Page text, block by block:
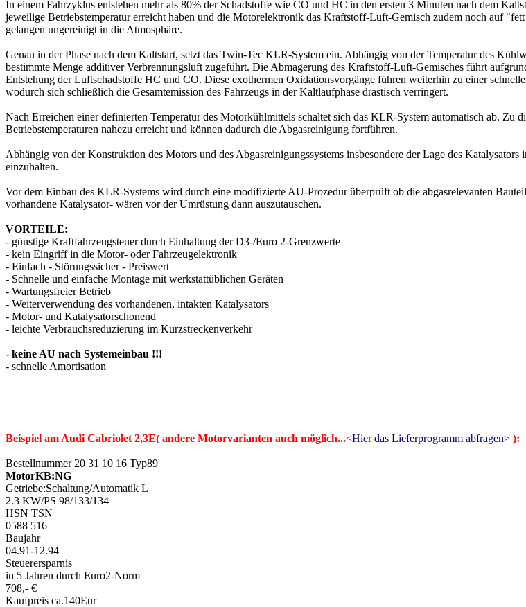
In einem Fahrzyklus entstehen mehr als 80% der Schadstoffe wie CO und HC in den ersten 3 Minuten nach dem
jeweilige Betriebstemperatur erreicht haben und die Motorelektronik das Kraftstoff-Luft-Gemisch zudem noch auf
gelangen ungereinigt in die Atmosphäre.
Genau in der Phase nach dem Kaltstart, setzt das Twin-Tec KLR-System ein. Abhängig von der Temperatur des
bestimmte Menge additiver Verbrennungsluft zugeführt. Die Abmagerung des Kraftstoff-Luft-Gemisches führt
Entstehung der Luftschadstoffe HC und CO. Diese exothermen Oxidationsvorgänge führen weiterhin zu einer
wodurch sich schließlich die Gesamtemission des Fahrzeugs in der Kaltlaufphase drastisch verringert.
Nach Erreichen einer definierten Temperatur des Motorkühlmittels schaltet sich das KLR-System automatisch ab.
Betriebstemperaturen nahezu erreicht und können dadurch die Abgasreinigung fortführen.
Abhängig von der Konstruktion des Motors und des Abgasreinigungssystems insbesondere der Lage des
einzuhalten.
Vor dem Einbau des KLR-Systems wird durch eine modifizierte AU-Prozedur überprüft ob die abgasrelevanten
vorhandene Katalysator- wären vor der Umrüstung dann auszutauschen.
VORTEILE:
- günstige Kraftfahrzeugsteuer durch Einhaltung der D3-/Euro 2-Grenzwerte
- kein Eingriff in die Motor- oder Fahrzeugelektronik
- Einfach - Störungssicher - Preiswert
- Schnelle und einfache Montage mit werkstattüblichen Geräten
- Wartungsfreier Betrieb
- Weiterverwendung des vorhandenen, intakten Katalysators
- Motor- und Katalysatorschonend
- leichte Verbrauchsreduzierung im Kurzstreckenverkehr
- keine AU nach Systemeinbau !!!
- schnelle Amortisation
Beispiel am Audi Cabriolet 2,3E( andere Motorvarianten auch möglich...<Hier das Lieferprogramm abfragen> ):
Bestellnummer 20 31 10 16 Typ89
MotorKB:NG
Getriebe:Schaltung/Automatik L
2.3 KW/PS 98/133/134
HSN TSN
0588 516
Baujahr
04.91-12.94
Steuerersparnis
in 5 Jahren durch Euro2-Norm
708,- €
Kaufpreis ca.140Eur